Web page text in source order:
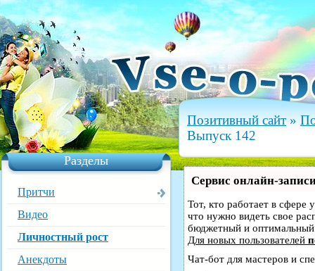
Разделы
Притчи
Видео
Личностный рост
Анекдоты
Позитивный сайт »
Выпуск 142
Сервис онлайн-
Тот, кто работает в сфере
что нужно видеть свое
бюджетный и
Для новых пользователей
Чат-бот для мастеров и